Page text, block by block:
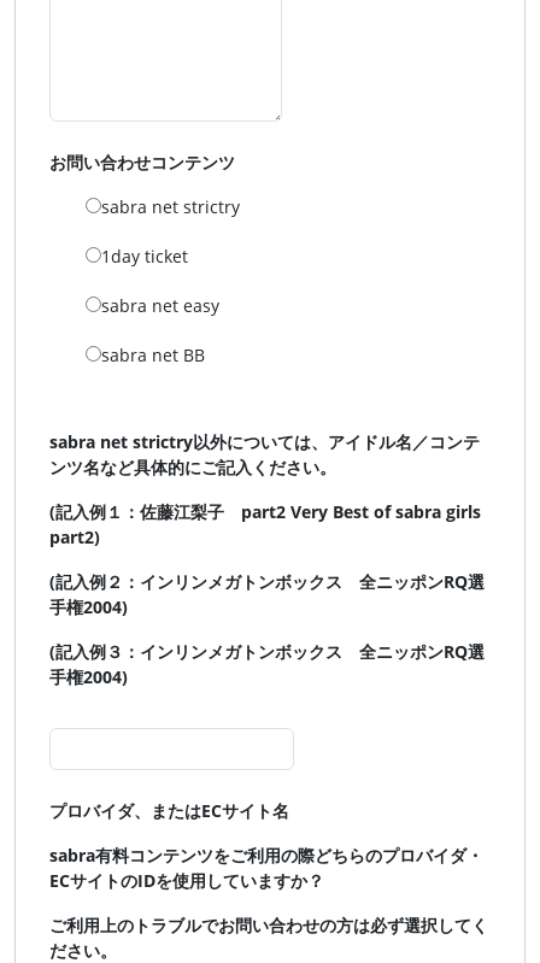
お問い合わせコンテンツ
sabra net strictry
1day ticket
sabra net easy
sabra net BB
sabra net strictry以外については、アイドル名／コンテ
ンツ名など具体的にご記入ください。
(記入例１：佐藤江梨子 part2 Very Best of sabra girls
part2)
(記入例２：インリンメガトンボックス 全ニッポンRQ選
手権2004)
(記入例３：インリンメガトンボックス 全ニッポンRQ選
手権2004)
プロバイダ、またはECサイト名
sabra有料コンテンツをご利用の際どちらのプロバイダ・
ECサイトのIDを使用していますか？
ご利用上のトラブルでお問い合わせの方は必ず選択してく
ださい。